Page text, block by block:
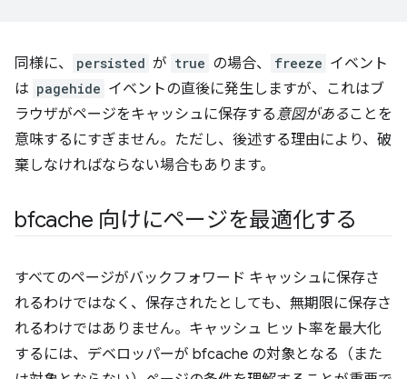
同様に、 persisted が true の場合、 freeze イベント
は pagehide イベントの直後に発生しますが、これはブ
ラウザがページをキャッシュに保存する意図がある ことを
意味するにすぎません。ただし、後述する理由により、破
棄しなければならない場合もあります。
bfcache 向けにページを最適化する
すべてのページがバックフォワード キャッシュに保存さ
れるわけではなく、保存されたとしても、無期限に保存さ
れるわけではありません。キャッシュ ヒット率を最大化
するには、デベロッパーが bfcache の対象となる（また